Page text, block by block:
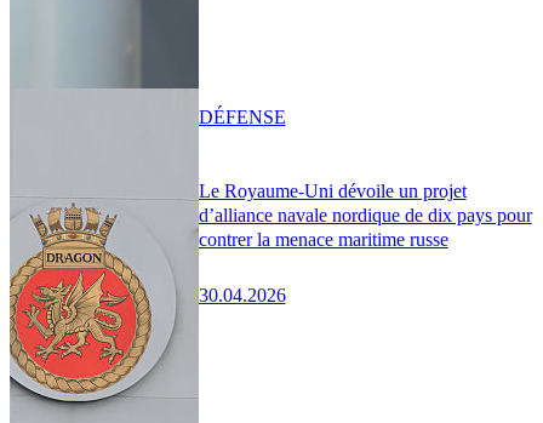
Le Royaume-Uni dévoile un projet
d’alliance navale nordique de dix pays pour
contrer la menace maritime russe
30.04.2026
DÉFENSE